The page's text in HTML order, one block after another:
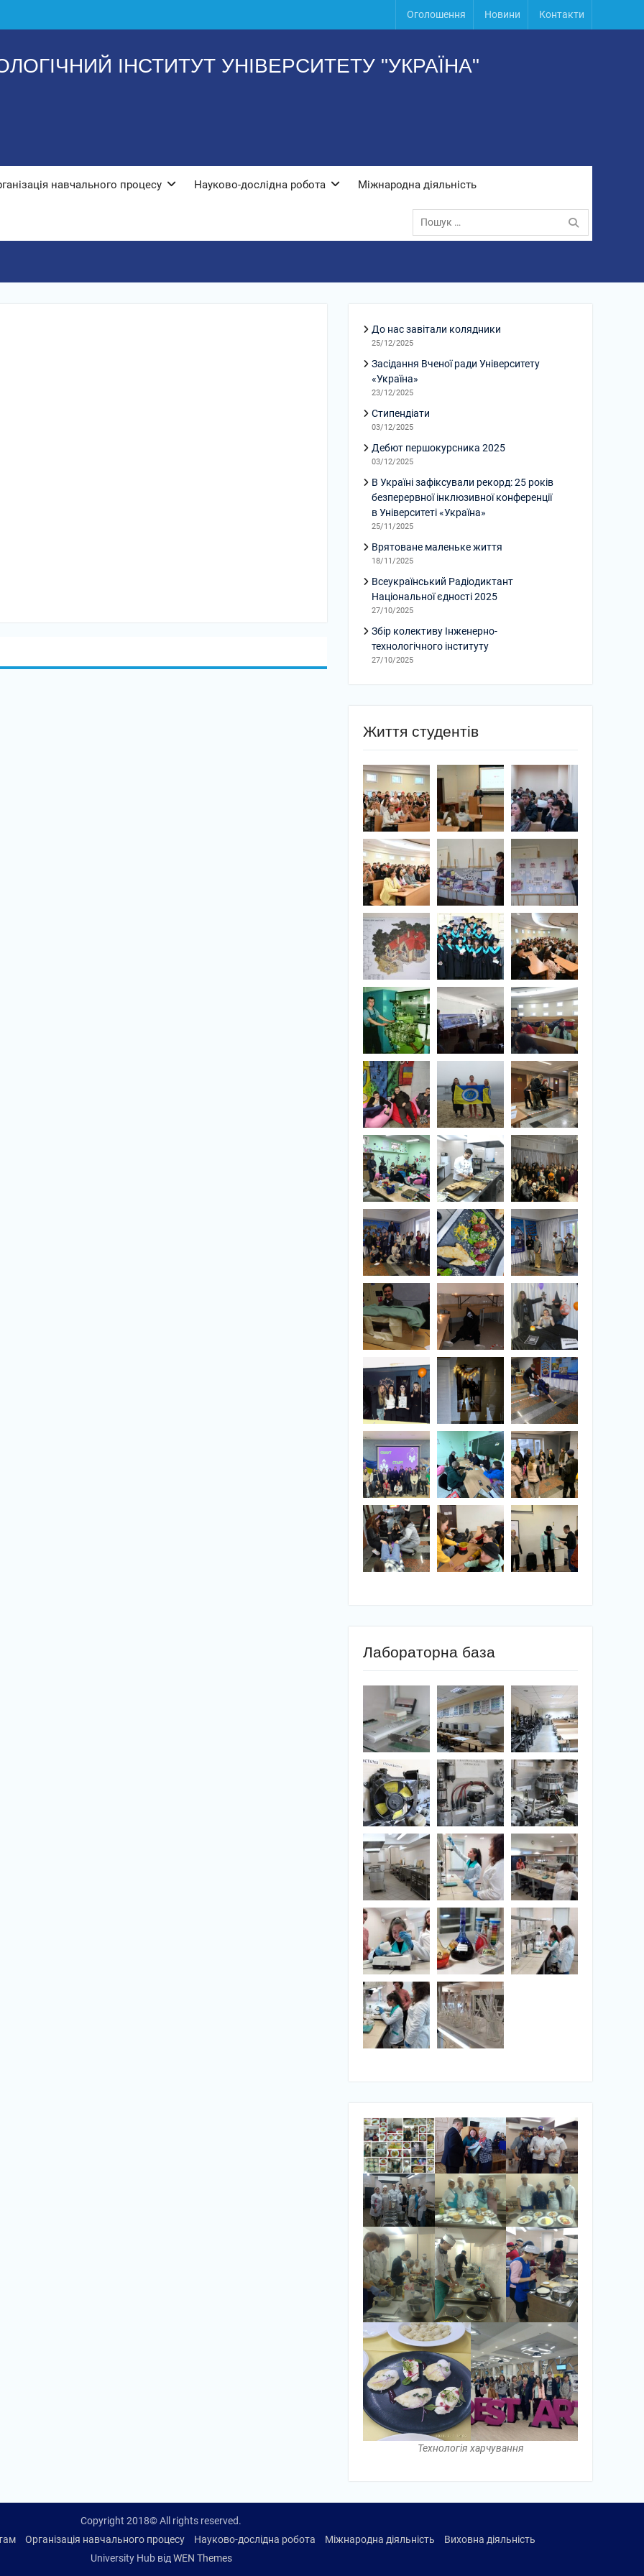
Оголошення Новини Контакти
ІНСТИТУТ УНІВЕРСИТЕТУ "УКРАЇНА"
навчального процесу Науково-дослідна робота Міжнародна діяльність
Пошук:
До нас завітали колядники
25/12/2025
Засідання Вченої ради Університету
«Україна»
23/12/2025
Стипендіати
03/12/2025
Дебют першокурсника 2025
03/12/2025
В Україні зафіксували рекорд: 25 років
безперервної інклюзивної конференції
в Університеті «Україна»
25/11/2025
Врятоване маленьке життя
18/11/2025
Всеукраїнський Радіодиктант
Національної єдності 2025
27/10/2025
Збір колективу Інженерно-
технологічного інституту
27/10/2025
Життя студентів
Лабораторна база
Технологія харчування
Copyright 2018© All rights reserved.
Організація навчального процесу Науково-дослідна робота Міжнародна діяльність
Виховна діяльність
University Hub від WEN Themes